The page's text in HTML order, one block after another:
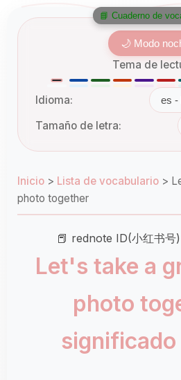
🌙 Modo
Tema de
Idioma:
Tamaño de letra:
Inicio > Lista de vocabulario >
photo together
📕 rednote ID(小红书号
Let's take a
photo
significado
📘 Cuaderno de